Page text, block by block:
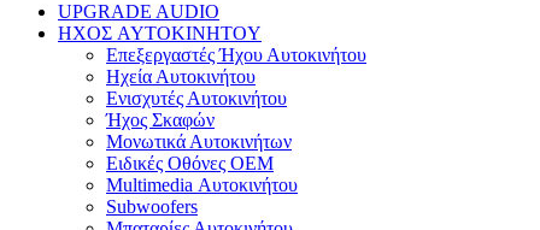
UPGRADE AUDIO
ΗΧΟΣ AYTOKINHTOY
Επεξεργαστές Ήχου Αυτοκινήτου
Ηχεία Αυτοκινήτου
Ενισχυτές Αυτοκινήτου
Ήχος Σκαφών
Μονωτικά Αυτοκινήτων
Ειδικές Οθόνες OEM
Multimedia Αυτοκινήτου
Subwoofers